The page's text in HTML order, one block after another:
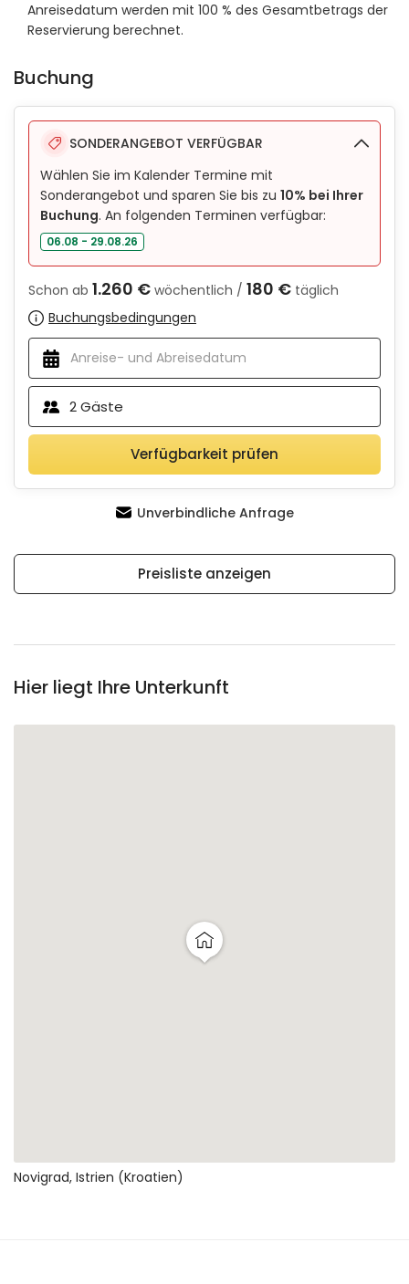
Anreisedatum werden mit 100 % des Gesamtbetrags der
Reservierung berechnet.
Buchung
SONDERANGEBOT VERFÜGBAR
Wählen Sie im Kalender Termine mit
Sonderangebot und sparen Sie bis zu 10% bei Ihrer
Buchung. An folgenden Terminen verfügbar:
06.08 - 29.08.26
Schon ab 1.260 € wöchentlich / 180 € täglich
Buchungsbedingungen
2Gäste
Verfügbarkeit prüfen
Unverbindliche Anfrage
Preisliste anzeigen
Hier liegt Ihre Unterkunft
Novigrad, Istrien (Kroatien)